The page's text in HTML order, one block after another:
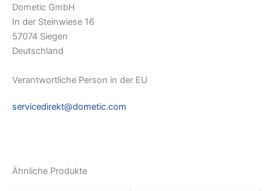
Dometic GmbH
In der Steinwiese 16
57074 Siegen
Deutschland
Verantwortliche Person in der EU
servicedirekt@dometic.com
Ähnliche Produkte